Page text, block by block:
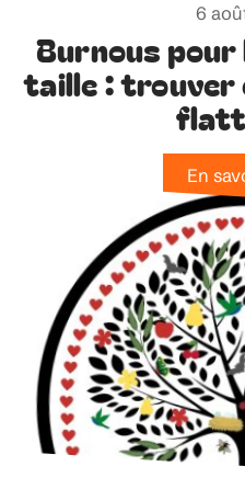
6
Burnous pour
taille : trouver
En